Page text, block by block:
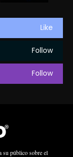
Like
Follow
Follow
su público sobre el